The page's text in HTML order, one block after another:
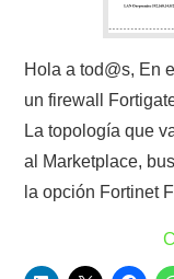
Hola a tod@s, En
un firewall
La topología que
al Marketplace,
la opción Fortinet